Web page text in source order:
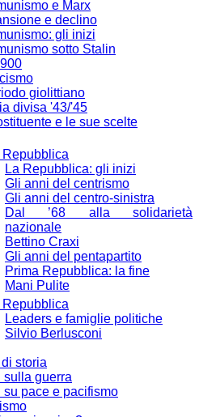
e Marx
e declino
gli inizi
sotto Stalin
giolittiano
divisa '43/'45
e le sue scelte
Repubblica
La Repubblica: gli inizi
Gli anni del centrismo
Gli anni del centro-sinistra
Dal ’68 alla solidarietà
nazionale
Bettino Craxi
Gli anni del pentapartito
Prima Repubblica: la fine
Mani Pulite
Repubblica
Leaders e famiglie politiche
Silvio Berlusconi
storia
sulla guerra
su pace e pacifismo